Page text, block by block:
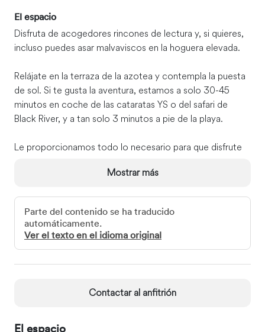
El espacio
Disfruta de acogedores rincones de lectura y, si quieres,
incluso puedes asar malvaviscos en la hoguera elevada.
Relájate en la terraza de la azotea y contempla la puesta
de sol. Si te gusta la aventura, estamos a solo 30-45
minutos en coche de las cataratas YS o del safari de
Black River, y a tan solo 3 minutos a pie de la playa.
Le proporcionamos todo lo necesario para que disfrute
Tendrás acceso completo a la terraza de la azotea y a la
ducha exterior.
La interacción con los huéspedes
con cualquier pregunta que pueda tener o que surja
Mostrar más
Parte del contenido se ha traducido
automáticamente.
Ver el texto en el idioma original
Contactar al anfitrión
El espacio